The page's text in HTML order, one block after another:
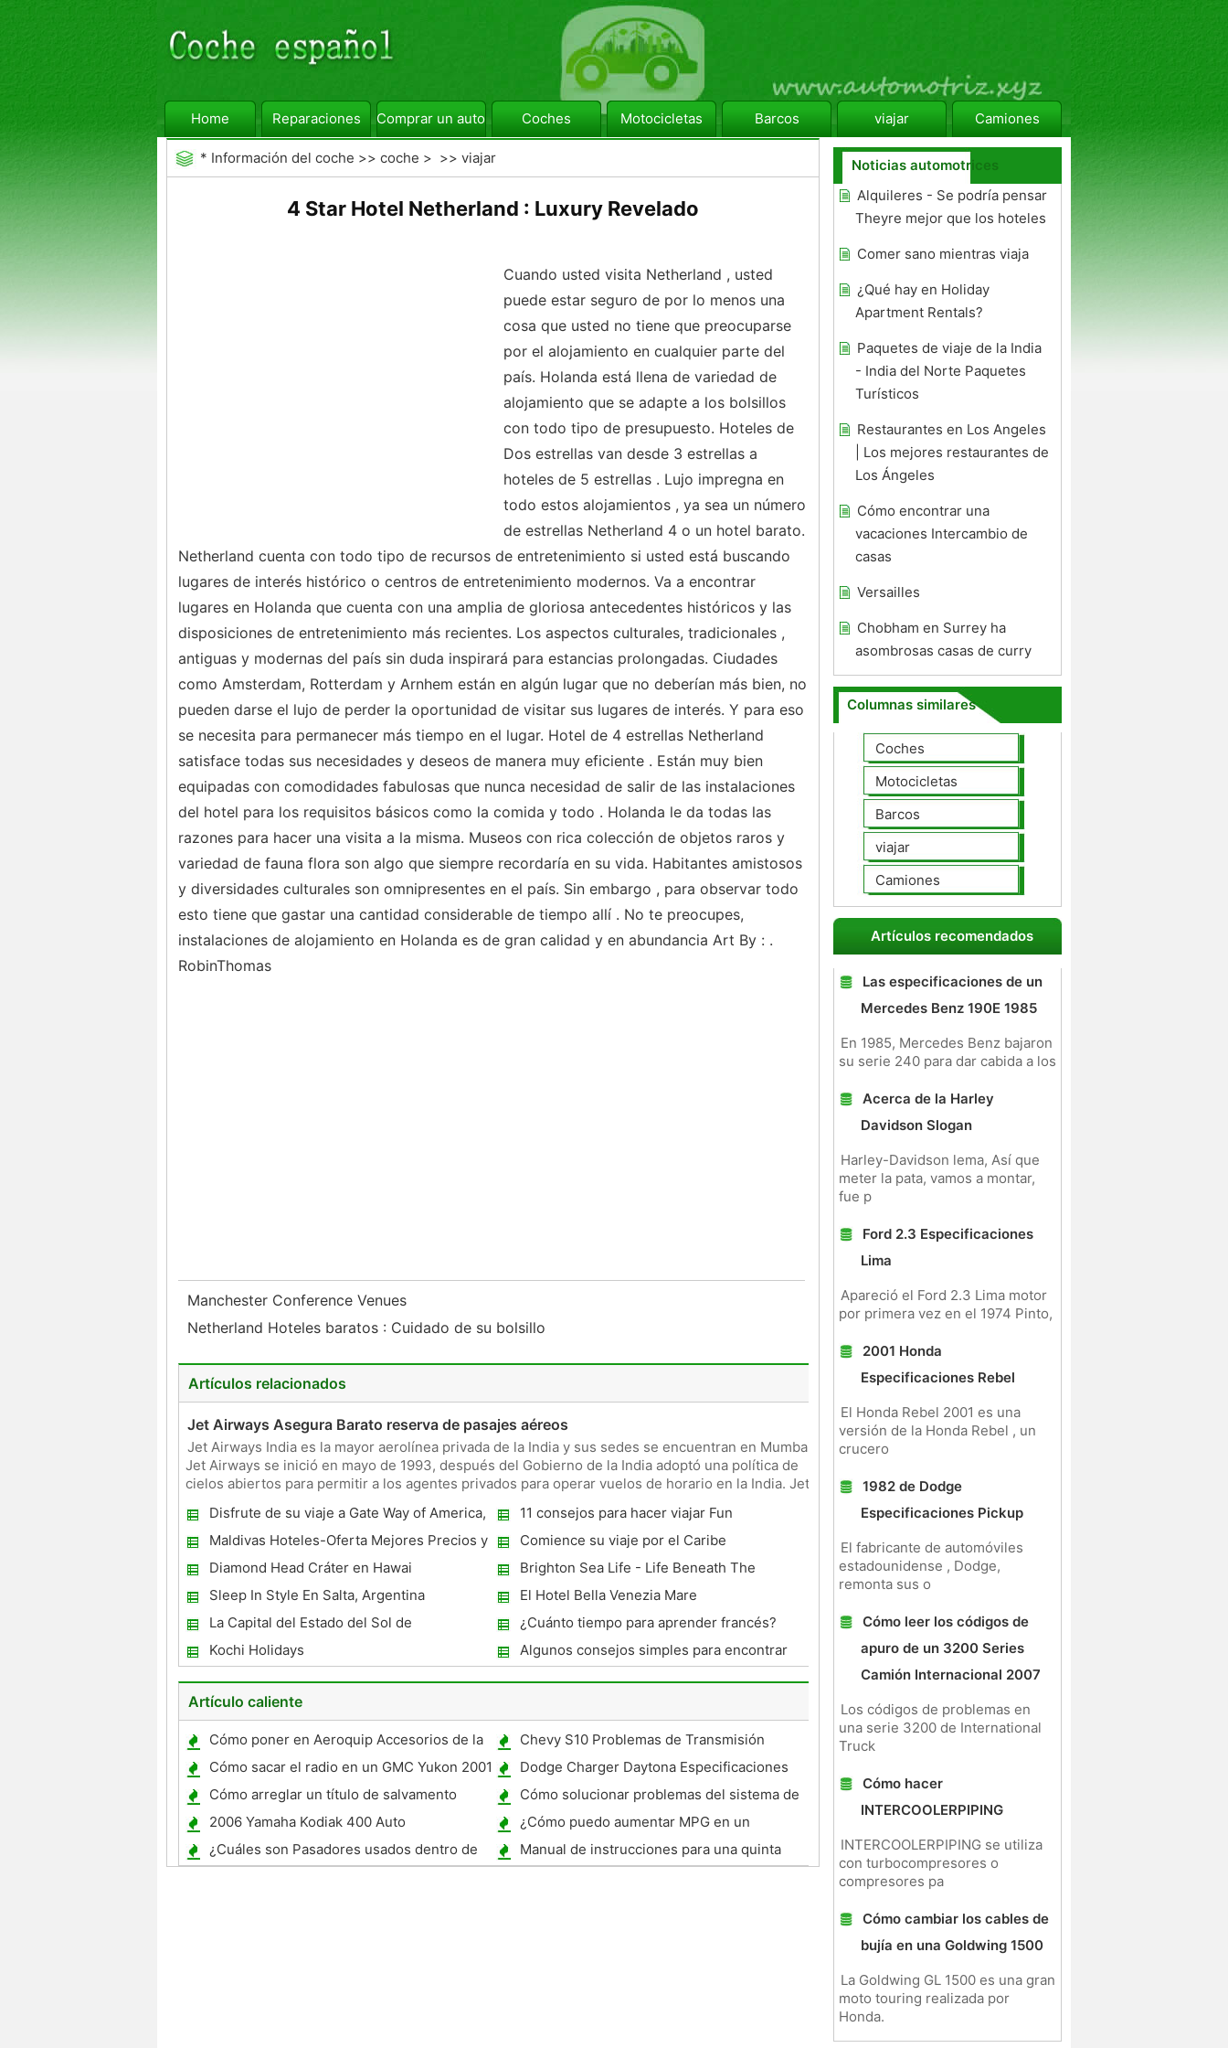
Home Reparaciones Comprar un automóvil Coches Motocicletas Barcos viajar Camiones
* Información del coche >> coche > >> viajar
4 Star Hotel Netherland : Luxury Revelado
Cuando usted visita Netherland , usted
puede estar seguro de por lo menos una
cosa que usted no tiene que preocuparse
por el alojamiento en cualquier parte del
país. Holanda está llena de variedad de
alojamiento que se adapte a los bolsillos
con todo tipo de presupuesto. Hoteles de
Dos estrellas van desde 3 estrellas a
hoteles de 5 estrellas . Lujo impregna en
todo estos alojamientos , ya sea un número
de estrellas Netherland 4 o un hotel barato.
Netherland cuenta con todo tipo de recursos de entretenimiento si usted está buscando
lugares de interés histórico o centros de entretenimiento modernos. Va a encontrar
lugares en Holanda que cuenta con una amplia de gloriosa antecedentes históricos y las
disposiciones de entretenimiento más recientes. Los aspectos culturales, tradicionales ,
antiguas y modernas del país sin duda inspirará para estancias prolongadas. Ciudades
como Amsterdam, Rotterdam y Arnhem están en algún lugar que no deberían más bien, no
pueden darse el lujo de perder la oportunidad de visitar sus lugares de interés. Y para eso
se necesita para permanecer más tiempo en el lugar. Hotel de 4 estrellas Netherland
satisface todas sus necesidades y deseos de manera muy eficiente . Están muy bien
equipadas con comodidades fabulosas que nunca necesidad de salir de las instalaciones
del hotel para los requisitos básicos como la comida y todo . Holanda le da todas las
razones para hacer una visita a la misma. Museos con rica colección de objetos raros y
variedad de fauna flora son algo que siempre recordaría en su vida. Habitantes amistosos
y diversidades culturales son omnipresentes en el país. Sin embargo , para observar todo
esto tiene que gastar una cantidad considerable de tiempo allí . No te preocupes,
instalaciones de alojamiento en Holanda es de gran calidad y en abundancia Art By : .
RobinThomas
Manchester Conference Venues
Netherland Hoteles baratos : Cuidado de su bolsillo
Artículos relacionados
Jet Airways Asegura Barato reserva de pasajes aéreos
Jet Airways India es la mayor aerolínea privada de la India y sus sedes se encuentran en Mumbai.
Jet Airways se inició en mayo de 1993, después del Gobierno de la India adoptó una política de
cielos abiertos para permitir a los agentes privados para operar vuelos de horario en la India. Jet
Disfrute de su viaje a Gate Way of America,
Miami!
11 consejos para hacer viajar Fun
Maldivas Hoteles-Oferta Mejores Precios y
Reservas instantáneas
Comience su viaje por el Caribe
Senderismo En Dominica
Diamond Head Cráter en Hawai
Brighton Sea Life - Life Beneath The
Surface
Sleep In Style En Salta, Argentina
El Hotel Bella Venezia Mare
La Capital del Estado del Sol de
Queensland, Brisbane es verdaderamente
Su Paises más habitable la ciudad
¿Cuánto tiempo para aprender francés?
Bien usted necesita aprender rápido
francés?
Kochi Holidays
Algunos consejos simples para encontrar
los vuelos más baratos de avión
Artículo caliente
Cómo poner en Aeroquip Accesorios de la
manguera
Chevy S10 Problemas de Transmisión
Cómo sacar el radio en un GMC Yukon 2001
Dodge Charger Daytona Especificaciones
Cómo arreglar un título de salvamento
Cómo solucionar problemas del sistema de
escape en una Dodge Ram
2006 Yamaha Kodiak 400 Auto
Especificaciones
¿Cómo puedo aumentar MPG en un
Forester?
¿Cuáles son Pasadores usados ​​dentro de
un bloque de motor fuera de borda de dos
Manual de instrucciones para una quinta
rueda de enganche Husky
Noticias automotrices
Alquileres - Se podría pensar
Theyre mejor que los hoteles
Comer sano mientras viaja
¿Qué hay en Holiday
Apartment Rentals?
Paquetes de viaje de la India
- India del Norte Paquetes
Turísticos
Restaurantes en Los Angeles
| Los mejores restaurantes de
Los Ángeles
Cómo encontrar una
vacaciones Intercambio de
casas
Versailles
Chobham en Surrey ha
asombrosas casas de curry
Columnas similares
Coches
Motocicletas
Barcos
viajar
Camiones
Artículos recomendados
Las especificaciones de un
Mercedes Benz 190E 1985
En 1985, Mercedes Benz bajaron
su serie 240 para dar cabida a los
Acerca de la Harley
Davidson Slogan
Harley-Davidson lema, Así que
meter la pata, vamos a montar,
fue p
Ford 2.3 Especificaciones
Lima
Apareció el Ford 2.3 Lima motor
por primera vez en el 1974 Pinto,
2001 Honda
Especificaciones Rebel
El Honda Rebel 2001 es una
versión de la Honda Rebel , un
crucero
1982 de Dodge
Especificaciones Pickup
El fabricante de automóviles
estadounidense , Dodge,
remonta sus o
Cómo leer los códigos de
apuro de un 3200 Series
Camión Internacional 2007
Los códigos de problemas en
una serie 3200 de International
Truck
Cómo hacer
INTERCOOLERPIPING
INTERCOOLERPIPING se utiliza
con turbocompresores o
compresores pa
Cómo cambiar los cables de
bujía en una Goldwing 1500
La Goldwing GL 1500 es una gran
moto touring realizada por
Honda.